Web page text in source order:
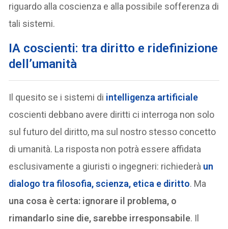
riguardo alla coscienza e alla possibile sofferenza di
tali sistemi.
IA coscienti: tra diritto e ridefinizione
dell’umanità
Il quesito se i sistemi di intelligenza artificiale
coscienti debbano avere diritti ci interroga non solo
sul futuro del diritto, ma sul nostro stesso concetto
di umanità. La risposta non potrà essere affidata
esclusivamente a giuristi o ingegneri: richiederà un
dialogo tra filosofia, scienza, etica e diritto. Ma
una cosa è certa: ignorare il problema, o
rimandarlo sine die, sarebbe irresponsabile. Il